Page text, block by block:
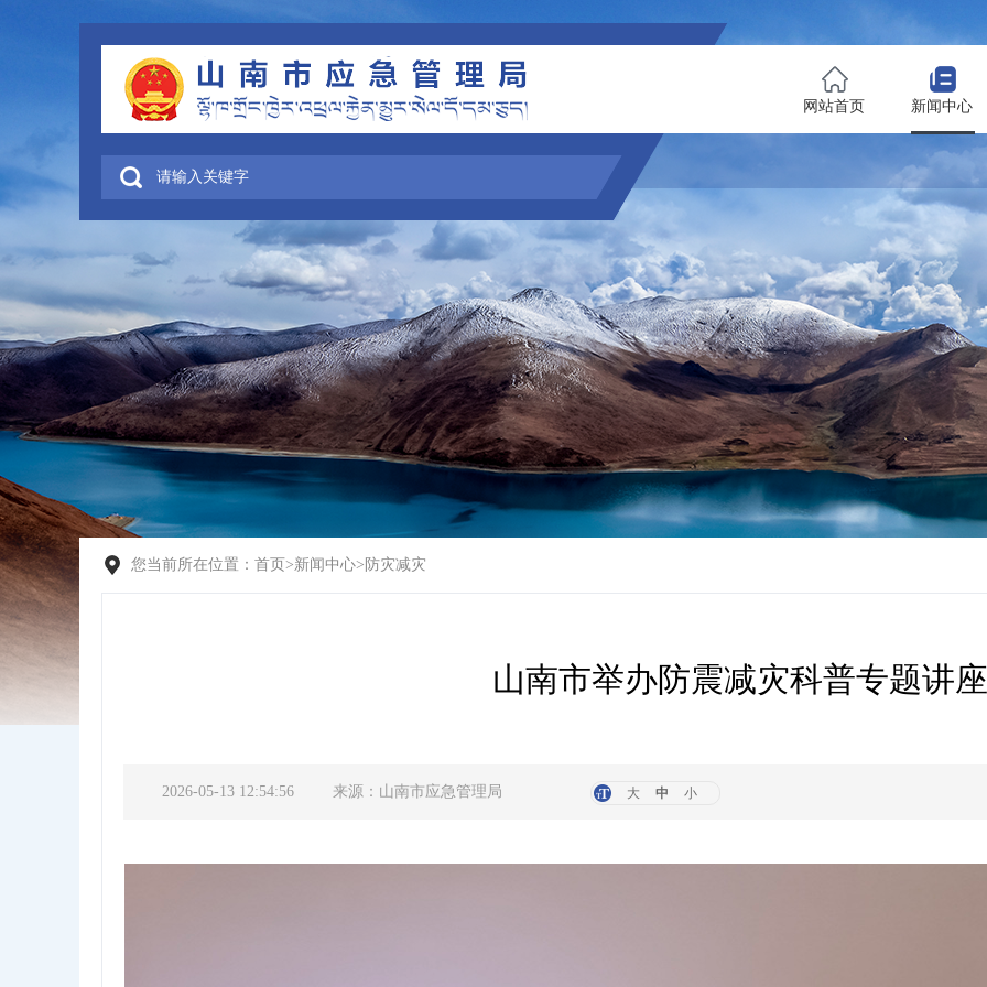
网站首页 新闻中心
您当前所在位置： 首页 >新闻中心> 防灾减灾
山南市举办防震减灾科普专题讲座
2026-05-13 12:54:56 来源：山南市应急管理局 大 中 小